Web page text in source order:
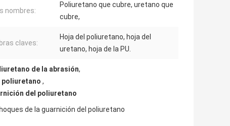
nombres:
Poliuretano que cubre, uretano que
cubre,
claves:
Hoja del poliuretano, hoja del
uretano, hoja de la PU.
de la abrasión,
poliuretano ,
del poliuretano
de la guarnición del poliuretano